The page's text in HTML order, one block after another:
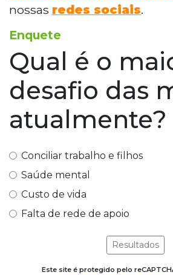
nossas redes sociais.
Enquete
Qual é o
desafio das
atualmente?
Conciliar trabalho e filhos
Saúde mental
Custo de vida
Falta de rede de apoio
Resultados
Este site é protegido pelo